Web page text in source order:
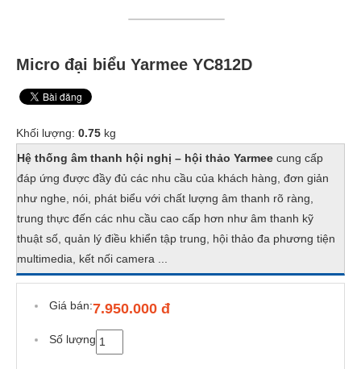
Micro đại biểu Yarmee YC812D
Khối lượng: 0.75 kg
Hệ thống âm thanh hội nghị – hội thảo Yarmee cung cấp
đáp ứng được đầy đủ các nhu cầu của khách hàng, đơn giản
như nghe, nói, phát biểu với chất lượng âm thanh rõ ràng,
trung thực đến các nhu cầu cao cấp hơn như âm thanh kỹ
thuật số, quản lý điều khiển tập trung, hội thảo đa phương tiện
multimedia, kết nối camera ...
Giá bán:7.950.000 đ
Số lượng